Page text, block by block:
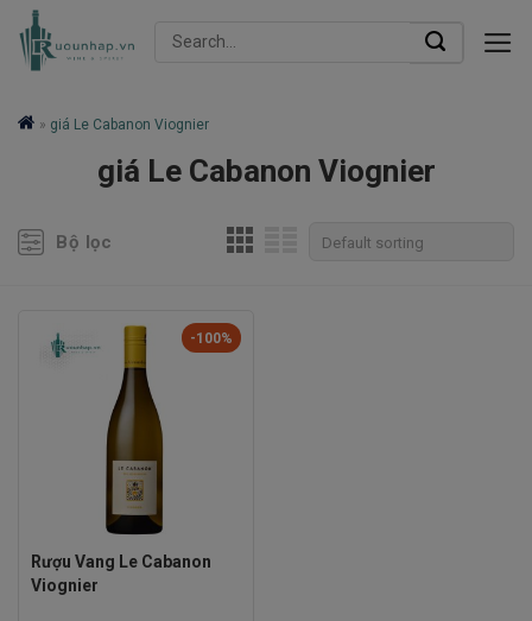
Skip
Search
» giá Le Cabanon Viognier
giá Le Cabanon Viognier
Bộ lọc
-100%
Rượu Vang Le Cabanon
Viognier